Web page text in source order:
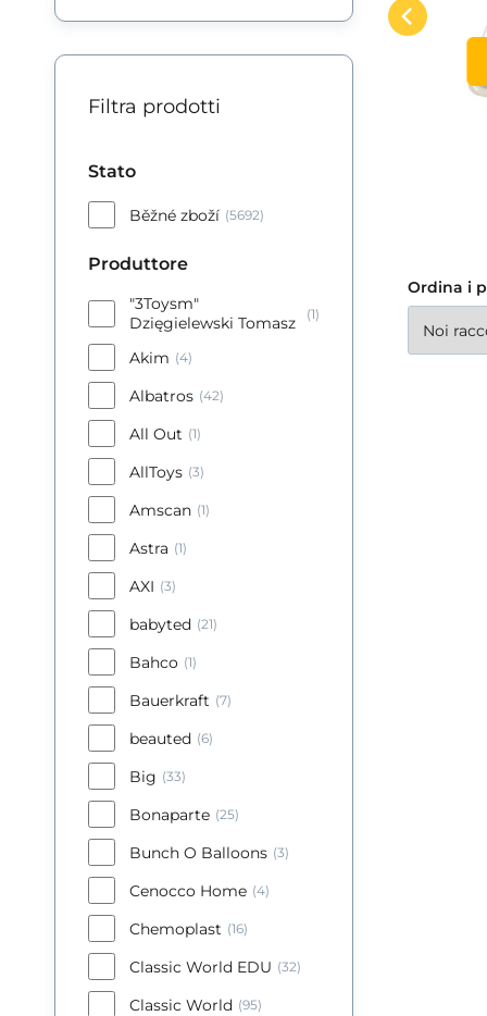
drzewie
Ordina i
Filtra prodotti
Stato
Běžné zboží (5692)
Produttore
"3Toysm"
Dzięgielewski Tomasz
(1)
Akim (4)
Albatros (42)
All Out (1)
AllToys (3)
Amscan (1)
Astra (1)
AXI (3)
babyted (21)
Bahco (1)
Bauerkraft (7)
beauted (6)
Big (33)
Bonaparte (25)
Bunch O Balloons (3)
Cenocco Home (4)
Chemoplast (16)
Classic World EDU (32)
Classic World (95)